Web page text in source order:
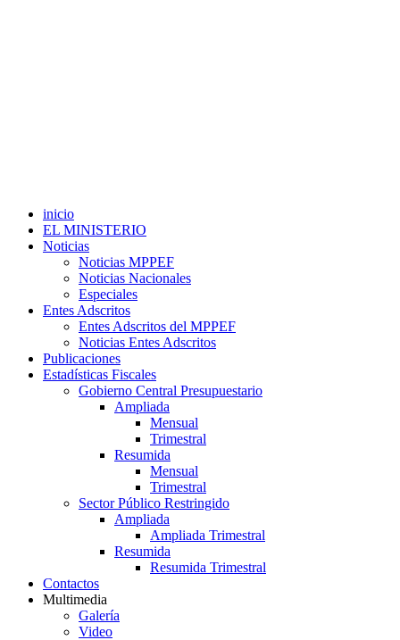
inicio
EL MINISTERIO
Noticias
Noticias MPPEF
Noticias Nacionales
Especiales
Entes Adscritos
Entes Adscritos del MPPEF
Noticias Entes Adscritos
Publicaciones
Estadísticas Fiscales
Gobierno Central Presupuestario
Ampliada
Mensual
Trimestral
Resumida
Mensual
Trimestral
Sector Público Restringido
Ampliada
Ampliada Trimestral
Resumida
Resumida Trimestral
Contactos
Multimedia
Galería
Video